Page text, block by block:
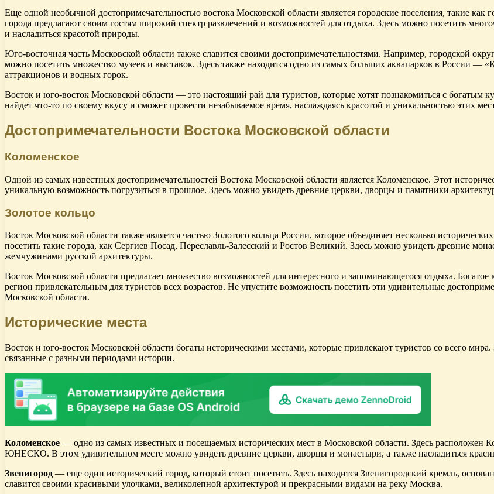
Еще одной необычной достопримечательностью востока Московской области является городские поселения, такие
города предлагают своим гостям широкий спектр развлечений и возможностей для отдыха. Здесь можно посетить
и насладиться красотой природы.
Юго-восточная часть Московской области также славится своими достопримечательностями. Например, городской
можно посетить множество музеев и выставок. Здесь также находится одно из самых больших аквапарков в России —
аттракционов и водных горок.
Восток и юго-восток Московской области — это настоящий рай для туристов, которые хотят познакомиться с богатым
найдет что-то по своему вкусу и сможет провести незабываемое время, наслаждаясь красотой и уникальностью этих
Достопримечательности Востока Московской области
Коломенское
Одной из самых известных достопримечательностей Востока Московской области является Коломенское. Этот
уникальную возможность погрузиться в прошлое. Здесь можно увидеть древние церкви, дворцы и памятники
Золотое кольцо
Восток Московской области также является частью Золотого кольца России, которое объединяет несколько
посетить такие города, как Сергиев Посад, Переславль-Залесский и Ростов Великий. Здесь можно увидеть древние
жемчужинами русской архитектуры.
Восток Московской области предлагает множество возможностей для интересного и запоминающегося отдыха.
регион привлекательным для туристов всех возрастов. Не упустите возможность посетить эти удивительные
Московской области.
Исторические места
Восток и юго-восток Московской области богаты историческими местами, которые привлекают туристов со всего
связанные с разными периодами истории.
Коломенское — одно из самых известных и посещаемых исторических мест в Московской области. Здесь расположен
ЮНЕСКО. В этом удивительном месте можно увидеть древние церкви, дворцы и монастыри, а также насладиться
Звенигород — еще один исторический город, который стоит посетить. Здесь находится Звенигородский кремль,
славится своими красивыми улочками, великолепной архитектурой и прекрасными видами на реку Москва.